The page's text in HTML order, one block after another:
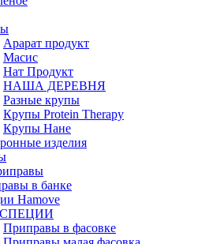
Арарат продукт
Масис
Нат Продукт
НАША ДЕРЕВНЯ
Разные крупы
Крупы Protein Therapy
Крупы Нане
изделия
в банке
Hamove
Приправы в фасовке